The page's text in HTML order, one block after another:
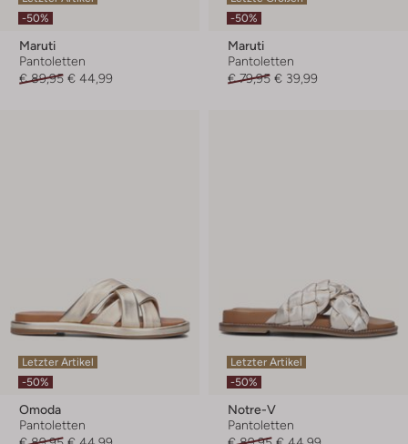
-50%
Maruti
Pantoletten
€ 89,95 € 44,99
-50%
Maruti
Pantoletten
€ 79,95 € 39,99
Letzter Artikel
-50%
Omoda
Pantoletten
Letzter Artikel
-50%
Notre-V
Pantoletten